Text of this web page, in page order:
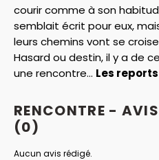
courir comme à son
semblait écrit pour eux,
leurs chemins vont se
Hasard ou destin, il y a de
une rencontre... Les
RENCONTRE - AVIS
(0)
Aucun avis rédigé.